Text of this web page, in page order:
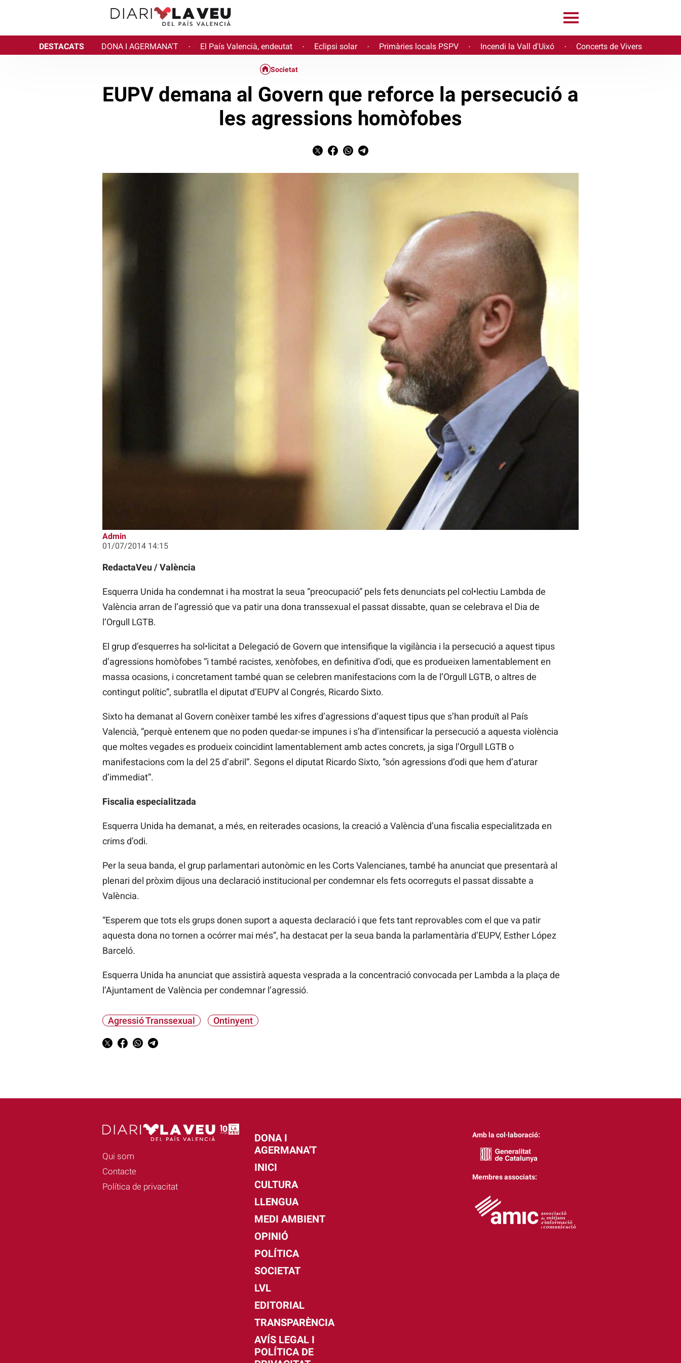
DESTACATS DONA I AGERMANA'T · El País Valencià, endeutat · Eclipsi solar · Primàries locals PSPV · Incendi la Vall d'Uixó · Concerts de Vivers
Societat
EUPV demana al Govern que reforce la persecució a
les agressions homòfobes
Admin
01/07/2014 14:15
RedactaVeu / València
Esquerra Unida ha condemnat i ha mostrat la seua “preocupació” pels fets denunciats pel col•lectiu Lambda de
València arran de l’agressió que va patir una dona transsexual el passat dissabte, quan se celebrava el Dia de
l’Orgull LGTB.
El grup d’esquerres ha sol•licitat a Delegació de Govern que intensifique la vigilància i la persecució a aquest tipus
d’agressions homòfobes “i també racistes, xenòfobes, en definitiva d’odi, que es produeixen lamentablement en
massa ocasions, i concretament també quan se celebren manifestacions com la de l’Orgull LGTB, o altres de
contingut polític”, subratlla el diputat d’EUPV al Congrés, Ricardo Sixto.
Sixto ha demanat al Govern conèixer també les xifres d’agressions d’aquest tipus que s’han produït al País
Valencià, “perquè entenem que no poden quedar-se impunes i s’ha d’intensificar la persecució a aquesta violència
que moltes vegades es produeix coincidint lamentablement amb actes concrets, ja siga l’Orgull LGTB o
manifestacions com la del 25 d’abril”. Segons el diputat Ricardo Sixto, “són agressions d’odi que hem d’aturar
d’immediat”.
Fiscalia especialitzada
Esquerra Unida ha demanat, a més, en reiterades ocasions, la creació a València d’una fiscalia especialitzada en
crims d’odi.
Per la seua banda, el grup parlamentari autonòmic en les Corts Valencianes, també ha anunciat que presentarà al
plenari del pròxim dijous una declaració institucional per condemnar els fets ocorreguts el passat dissabte a
València.
“Esperem que tots els grups donen suport a aquesta declaració i que fets tant reprovables com el que va patir
aquesta dona no tornen a ocórrer mai més”, ha destacat per la seua banda la parlamentària d’EUPV, Esther López
Barceló.
Esquerra Unida ha anunciat que assistirà aquesta vesprada a la concentració convocada per Lambda a la plaça de
l’Ajuntament de València per condemnar l’agressió.
Agressió Transsexual Ontinyent
Qui som
Contacte
Política de privacitat
DONA I
AGERMANA'T
INICI
CULTURA
LLENGUA
MEDI AMBIENT
OPINIÓ
POLÍTICA
SOCIETAT
LVL
EDITORIAL
TRANSPARÈNCIA
AVÍS LEGAL I
POLÍTICA DE
Amb la col·laboració:
Membres associats: